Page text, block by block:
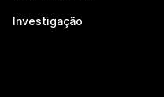
Investigação